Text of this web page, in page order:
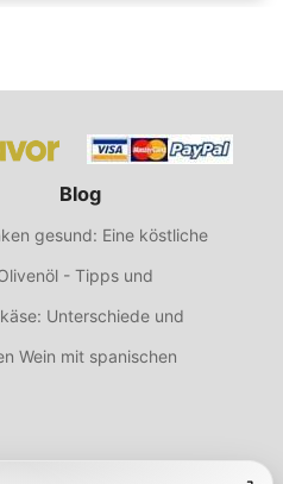
Blog
gesund: Eine köstliche
- Tipps und
Unterschiede und
Wein mit spanischen